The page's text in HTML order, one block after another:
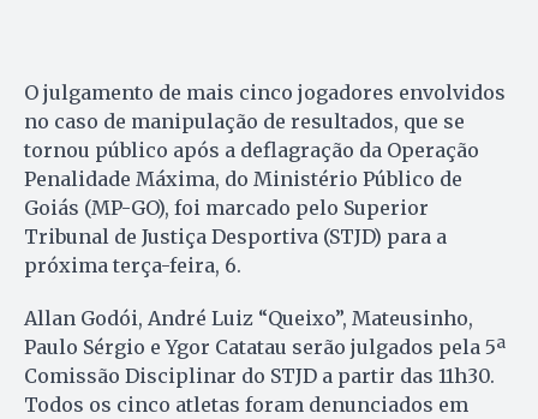
O julgamento de mais cinco jogadores envolvidos
no caso de manipulação de resultados, que se
tornou público após a deflagração da Operação
Penalidade Máxima, do Ministério Público de
Goiás (MP-GO), foi marcado pelo Superior
Tribunal de Justiça Desportiva (STJD) para a
próxima terça-feira, 6.
Allan Godói, André Luiz “Queixo”, Mateusinho,
Paulo Sérgio e Ygor Catatau serão julgados pela 5ª
Comissão Disciplinar do STJD a partir das 11h30.
Todos os cinco atletas foram denunciados em